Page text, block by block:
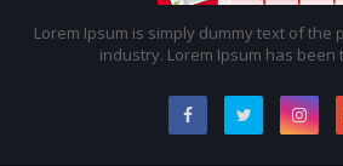
Lorem Ipsum is simply dummy text of the
industry. Lorem Ipsum has been